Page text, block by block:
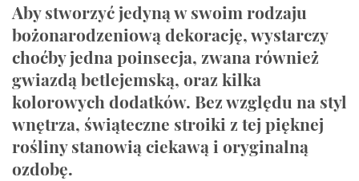
Aby stworzyć jedyną w swoim rodzaju
bożonarodzeniową dekorację, wystarczy
choćby jedna poinsecja, zwana również
gwiazdą betlejemską, oraz kilka
kolorowych dodatków. Bez względu na styl
wnętrza, świąteczne stroiki z tej pięknej
rośliny stanowią ciekawą i oryginalną
ozdobę.